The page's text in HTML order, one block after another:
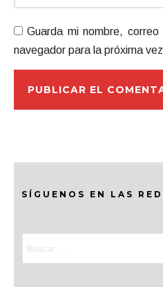
Guarda mi nombre,
navegador para la próxima
SÍGUENOS EN LAS